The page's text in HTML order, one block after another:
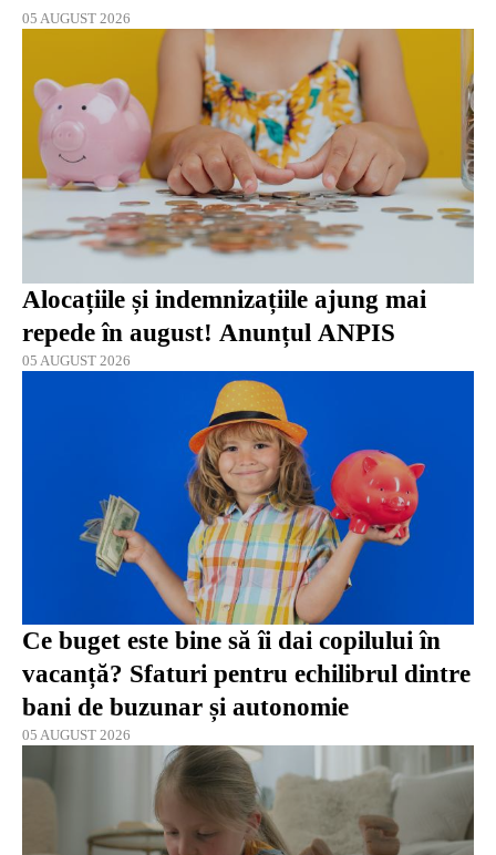
05 AUGUST 2026
Alocațiile și indemnizațiile ajung mai
repede în august! Anunțul ANPIS
05 AUGUST 2026
Ce buget este bine să îi dai copilului în
vacanță? Sfaturi pentru echilibrul dintre
bani de buzunar și autonomie
05 AUGUST 2026